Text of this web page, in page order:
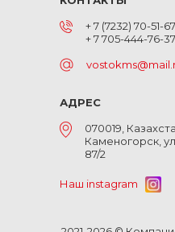
+ 7 (7232) 70-51-67
+ 7 705-444-76-37
АДРЕС
070019,
Каменогорск,
87/2
Наш instagram